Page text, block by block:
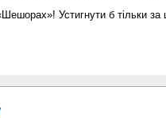
Устигнути б тільки